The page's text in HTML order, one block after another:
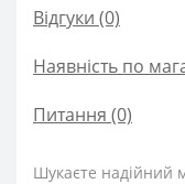
Відгуки (0)
Наявність по
Питання (0)
Шукаєте надійний